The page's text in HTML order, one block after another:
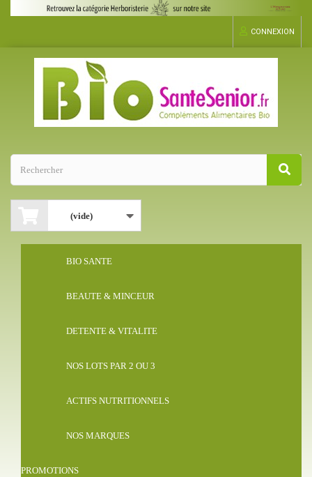
CONNEXION
(vide)
BIO SANTE
BEAUTE & MINCEUR
DETENTE & VITALITE
NOS LOTS PAR 2 OU 3
ACTIFS NUTRITIONNELS
NOS MARQUES
PROMOTIONS